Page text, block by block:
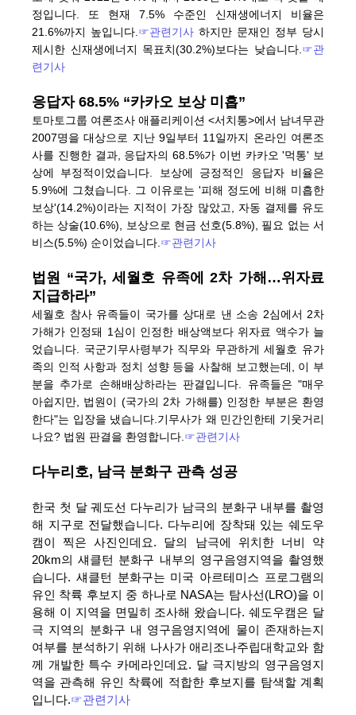
정입니다. 또 현재 7.5% 수준인 신재생에너지 비율은
21.6%까지 높입니다. ☞관련기사 하지만 문재인 정부 당시
제시한 신재생에너지 목표치(30.2%)보다는 낮습니다. ☞관
련기사
응답자 68.5% “카카오 보상 미흡”
토마토그룹 여론조사 애플리케이션 <서치통>에서 남녀무관
2007명을 대상으로 지난 9일부터 11일까지 온라인 여론조
사를 진행한 결과, 응답자의 68.5%가 이번 카카오 '먹통' 보
상에 부정적이었습니다. 보상에 긍정적인 응답자 비율은
5.9%에 그쳤습니다. 그 이유로는 '피해 정도에 비해 미흡한
보상'(14.2%)이라는 지적이 가장 많았고, 자동 결제를 유도
하는 상술(10.6%), 보상으로 현금 선호(5.8%), 필요 없는 서
비스(5.5%) 순이었습니다. ☞관련기사
법원 “국가, 세월호 유족에 2차 가해…위자료
지급하라”
세월호 참사 유족들이 국가를 상대로 낸 소송 2심에서 2차
가해가 인정돼 1심이 인정한 배상액보다 위자료 액수가 늘
었습니다. 국군기무사령부가 직무와 무관하게 세월호 유가
족의 인적 사항과 정치 성향 등을 사찰해 보고했는데, 이 부
분을 추가로 손해배상하라는 판결입니다. 유족들은 "매우
아쉽지만, 법원이 (국가의 2차 가해를) 인정한 부분은 환영
한다"는 입장을 냈습니다.기무사가 왜 민간인한테 기웃거리
나요? 법원 판결을 환영합니다. ☞관련기사
다누리호, 남극 분화구 관측 성공
한국 첫 달 궤도선 다누리가 남극의 분화구 내부를 촬영
해 지구로 전달했습니다. 다누리에 장착돼 있는 쉐도우
캠이 찍은 사진인데요. 달의 남극에 위치한 너비 약
20km의 섀클턴 분화구 내부의 영구음영지역을 촬영했
습니다. 섀클턴 분화구는 미국 아르테미스 프로그램의
유인 착륙 후보지 중 하나로 NASA는 탐사선(LRO)을 이
용해 이 지역을 면밀히 조사해 왔습니다. 쉐도우캠은 달
극 지역의 분화구 내 영구음영지역에 물이 존재하는지
여부를 분석하기 위해 나사가 애리조나주립대학교와 함
께 개발한 특수 카메라인데요. 달 극지방의 영구음영지
역을 관측해 유인 착륙에 적합한 후보지를 탐색할 계획
입니다.☞관련기사